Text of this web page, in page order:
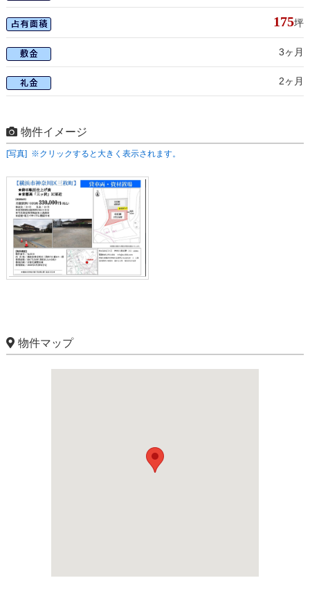
175坪
3ヶ月
2ヶ月
物件イメージ
[写真] ※クリックすると大きく表示されます。
物件マップ